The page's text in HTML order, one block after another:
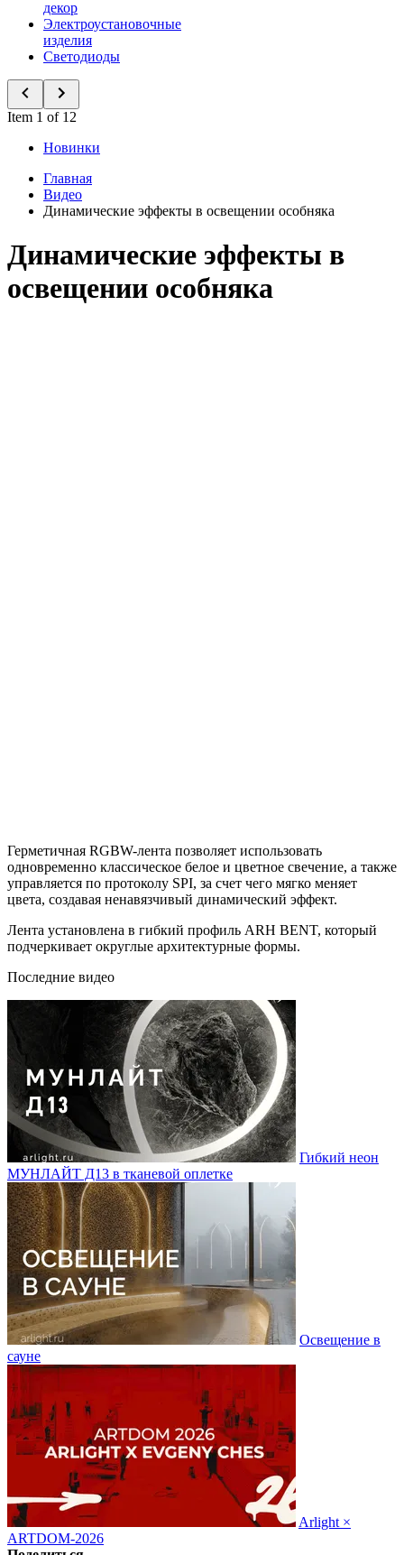
декор
Электроустановочные
изделия
Светодиоды
Item 1 of 12
Новинки
Главная
Видео
Динамические эффекты в освещении особняка
Динамические эффекты в
освещении особняка
Герметичная RGBW-лента позволяет использовать
одновременно классическое белое и цветное свечение, а также
управляется по протоколу SPI, за счет чего мягко меняет
цвета, создавая ненавязчивый динамический эффект.
Лента установлена в гибкий профиль ARH BENT, который
подчеркивает округлые архитектурные формы.
Последние видео
Гибкий неон
МУНЛАЙТ Д13 в тканевой оплетке
Освещение в
сауне
Arlight ×
ARTDOM-2026